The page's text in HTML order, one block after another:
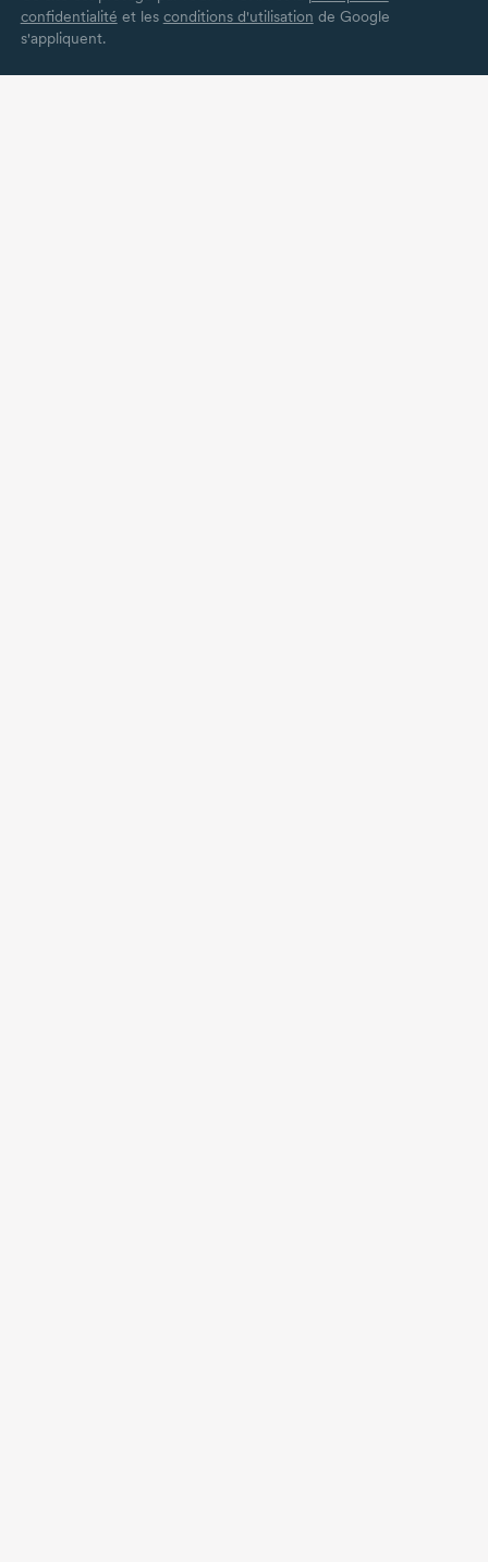
confidentialité et les conditions d'utilisation de Google
s'appliquent.